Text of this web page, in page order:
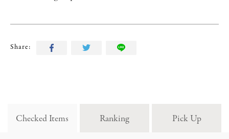
Share:
Checked Items Ranking Pick Up